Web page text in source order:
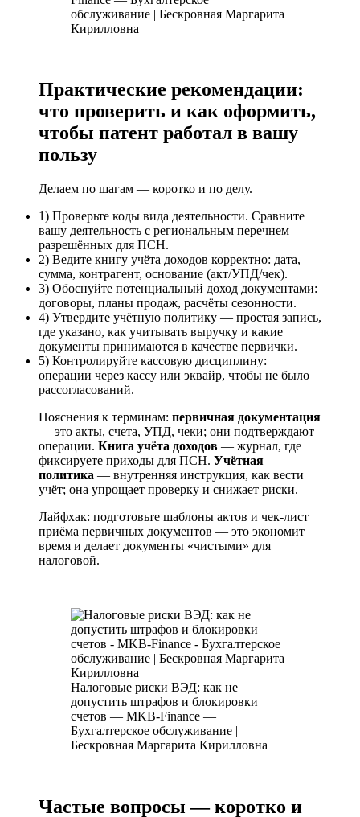
обслуживание | Бескровная Маргарита
Кирилловна
Практические рекомендации:
что проверить и как оформить,
чтобы патент работал в вашу
пользу
Делаем по шагам — коротко и по делу.
1) Проверьте коды вида деятельности. Сравните
вашу деятельность с региональным перечнем
разрешённых для ПСН.
2) Ведите книгу учёта доходов корректно: дата,
сумма, контрагент, основание (акт/УПД/чек).
3) Обоснуйте потенциальный доход документами:
договоры, планы продаж, расчёты сезонности.
4) Утвердите учётную политику — простая запись,
где указано, как учитывать выручку и какие
документы принимаются в качестве первички.
5) Контролируйте кассовую дисциплину:
операции через кассу или эквайр, чтобы не было
рассогласований.
Пояснения к терминам: первичная документация
— это акты, счета, УПД, чеки; они подтверждают
операции. Книга учёта доходов — журнал, где
фиксируете приходы для ПСН. Учётная
политика — внутренняя инструкция, как вести
учёт; она упрощает проверку и снижает риски.
Лайфхак: подготовьте шаблоны актов и чек-лист
приёма первичных документов — это экономит
время и делает документы «чистыми» для
налоговой.
Налоговые риски ВЭД: как не
допустить штрафов и блокировки
счетов — MKB-Finance —
Бухгалтерское обслуживание |
Бескровная Маргарита Кирилловна
Частые вопросы — коротко и